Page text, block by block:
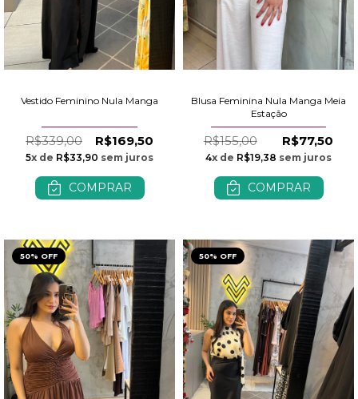
Vestido Feminino Nula Manga
R$339,00 R$169,50
5x de R$33,90 sem juros
COMPRAR
Blusa Feminina Nula Manga Meia
Estação
R$155,00 R$77,50
4x de R$19,38 sem juros
COMPRAR
50% OFF 50% OFF